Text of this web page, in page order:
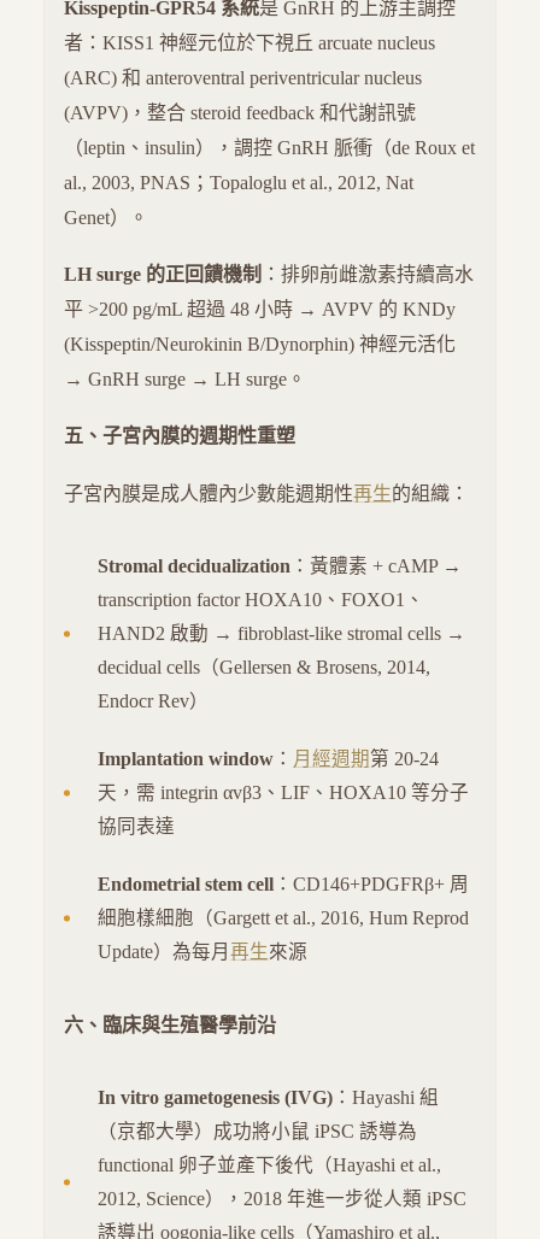
Kisspeptin-GPR54 系統是 GnRH 的上游主調控
者：KISS1 神經元位於下視丘 arcuate nucleus
(ARC) 和 anteroventral periventricular nucleus
(AVPV)，整合 steroid feedback 和代謝訊號
（leptin、insulin），調控 GnRH 脈衝（de Roux et
al., 2003, PNAS；Topaloglu et al., 2012, Nat
Genet）。
LH surge 的正回饋機制 ：排卵前雌激素持續高水
平 >200 pg/mL 超過 48 小時 → AVPV 的 KNDy
(Kisspeptin/Neurokinin B/Dynorphin) 神經元活化
→ GnRH surge → LH surge。
五、子宮內膜的週期性重塑
子宮內膜是成人體內少數能週期性再生的組織：
Stromal decidualization ：黃體素 + cAMP →
transcription factor HOXA10、FOXO1、
HAND2 啟動 → fibroblast-like stromal cells →
decidual cells（Gellersen & Brosens, 2014,
Endocr Rev）
Implantation window ： 月經週期第 20-24
天，需 integrin αvβ3、LIF、HOXA10 等分子
協同表達
Endometrial stem cell ：CD146+PDGFRβ+ 周
細胞樣細胞（Gargett et al., 2016, Hum Reprod
Update）為每月 再生來源
六、臨床與生殖醫學前沿
In vitro gametogenesis (IVG) ：Hayashi 組
（京都大學）成功將小鼠 iPSC 誘導為
functional 卵子並產下後代（Hayashi et al.,
2012, Science），2018 年進一步從人類 iPSC
誘導出 oogonia-like cells（Yamashiro et al.,